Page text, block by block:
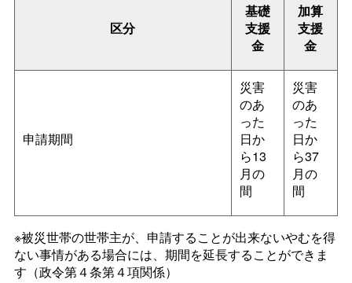
区分
基礎
支援
金
加算
支援
金
申請期間
災害
のあ
った
日か
ら13
月の
間
災害
のあ
った
日か
ら37
月の
間
※被災世帯の世帯主が、申請することが出来ないやむを得
ない事情がある場合には、期間を延長することができま
す（政令第４条第４項関係）